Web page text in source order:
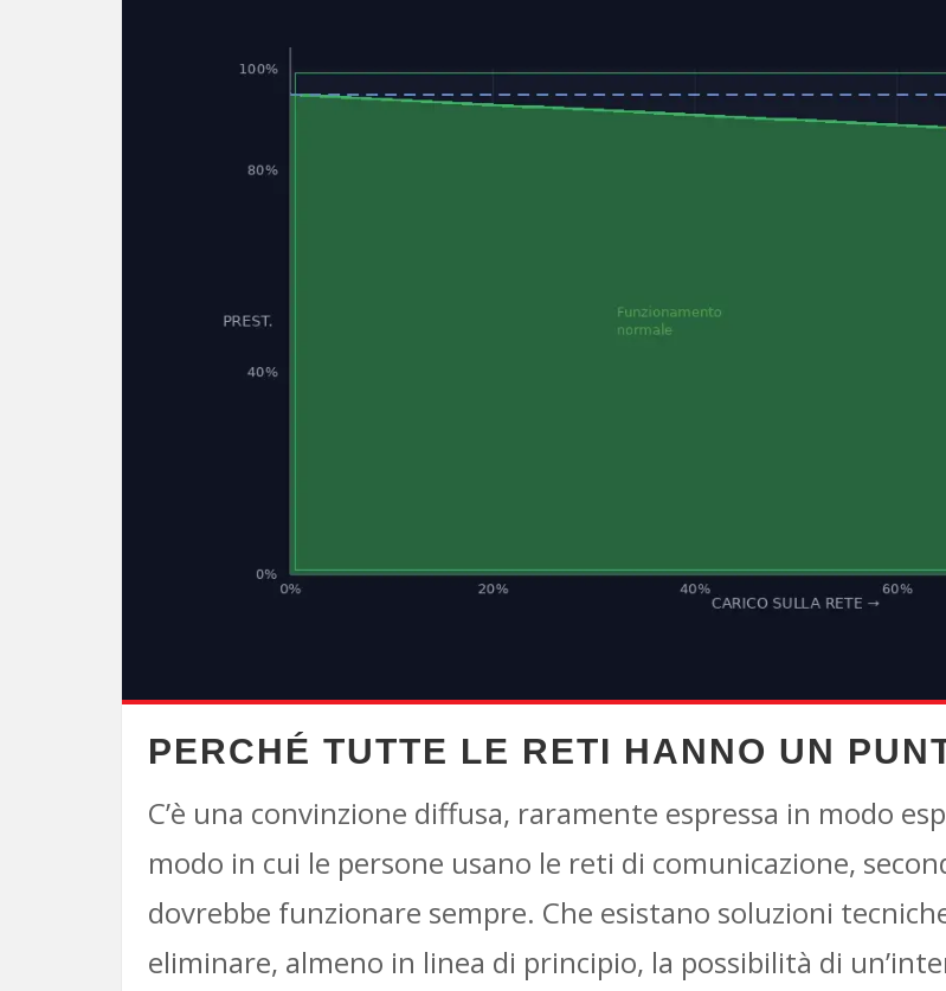
PERCHÉ TUTTE LE RETI HANNO UN
C’è una convinzione diffusa, raramente espressa in modo
modo in cui le persone usano le reti di comunicazione,
dovrebbe funzionare sempre. Che esistano soluzioni
eliminare, almeno in linea di principio, la possibilità di